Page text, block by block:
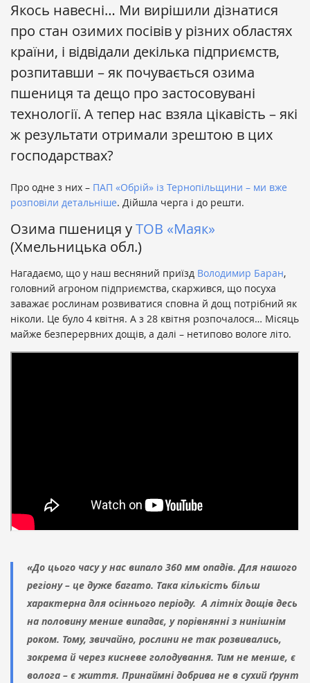
Якось навесні… Ми вирішили дізнатися
про стан озимих посівів у різних областях
країни, і відвідали декілька підприємств,
розпитавши – як почувається озима
пшениця та дещо про застосовувані
технології. А тепер нас взяла цікавість – які
ж результати отримали зрештою в цих
господарствах?
Про одне з них – ПАП «Обрій» із Тернопільщини – ми вже
розповіли детальніше. Дійшла черга і до решти.
Озима пшениця уТОВ «Маяк»
(Хмельницька обл.)
Нагадаємо, що у наш весняний приїзд Володимир Баран,
головний агроном підприємства, скаржився, що посуха
заважає рослинам розвиватися сповна й дощ потрібний як
ніколи. Це було 4 квітня. А з 28 квітня розпочалося… Місяць
майже безперервних дощів, а далі – нетипово вологе літо.
«До цього часу у нас випало 360 мм опадів. Для нашого
регіону – це дуже багато. Така кількість більш
характерна для осіннього періоду. А літніх дощів десь
на половину менше випадає, у порівнянні з нинішнім
роком. Тому, звичайно, рослини не так розвивались,
зокрема й через кисневе голодування. Тим не менше, є
волога – є життя. Принаймні добрива не в сухий ґрунт